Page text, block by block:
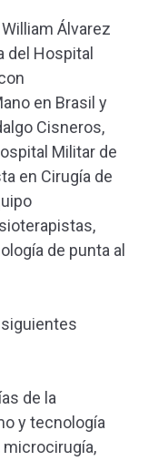
Álvarez
del Hospital
en Brasil y
Cisneros,
Militar de
en Cirugía de
de punta al
de la
y tecnología